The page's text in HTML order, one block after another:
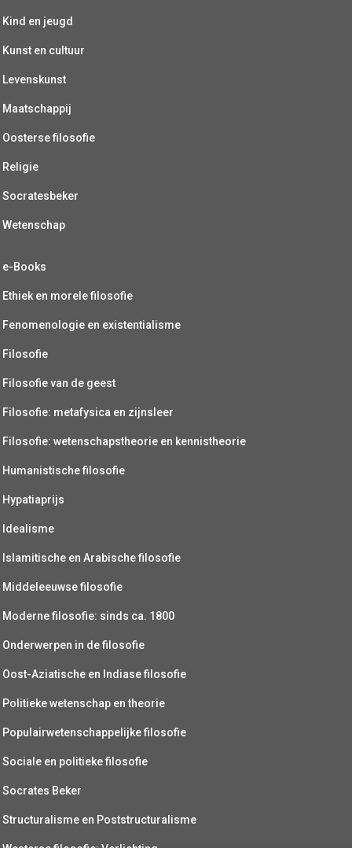
Kind en jeugd
Kunst en cultuur
Levenskunst
Maatschappij
Oosterse filosofie
Religie
Socratesbeker
Wetenschap
e-Books
Ethiek en morele filosofie
Fenomenologie en existentialisme
Filosofie
Filosofie van de geest
Filosofie: metafysica en zijnsleer
Filosofie: wetenschapstheorie en kennistheorie
Humanistische filosofie
Hypatiaprijs
Idealisme
Islamitische en Arabische filosofie
Middeleeuwse filosofie
Moderne filosofie: sinds ca. 1800
Onderwerpen in de filosofie
Oost-Aziatische en Indiase filosofie
Politieke wetenschap en theorie
Populairwetenschappelijke filosofie
Sociale en politieke filosofie
Socrates Beker
Structuralisme en Poststructuralisme